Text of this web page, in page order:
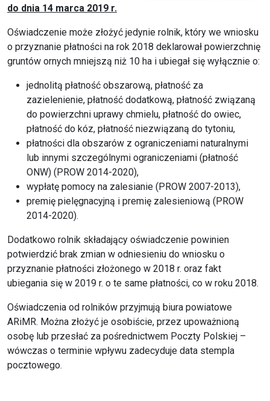
do dnia 14 marca 2019 r.
Oświadczenie może złożyć jedynie rolnik, który we wniosku
o przyznanie płatności na rok 2018 deklarował powierzchnię
gruntów ornych mniejszą niż 10 ha i ubiegał się wyłącznie o:
jednolitą płatność obszarową, płatność za
zazielenienie, płatność dodatkową, płatność związaną
do powierzchni uprawy chmielu, płatność do owiec,
płatność do kóz, płatność niezwiązaną do tytoniu,
płatności dla obszarów z ograniczeniami naturalnymi
lub innymi szczególnymi ograniczeniami (płatność
ONW) (PROW 2014-2020),
wypłatę pomocy na zalesianie (PROW 2007-2013),
premię pielęgnacyjną i premię zalesieniową (PROW
2014-2020).
Dodatkowo rolnik składający oświadczenie powinien
potwierdzić brak zmian w odniesieniu do wniosku o
przyznanie płatności złożonego w 2018 r. oraz fakt
ubiegania się w 2019 r. o te same płatności, co w roku 2018.
Oświadczenia od rolników przyjmują biura powiatowe
ARiMR. Można złożyć je osobiście, przez upoważnioną
osobę lub przesłać za pośrednictwem Poczty Polskiej –
wówczas o terminie wpływu zadecyduje data stempla
pocztowego.